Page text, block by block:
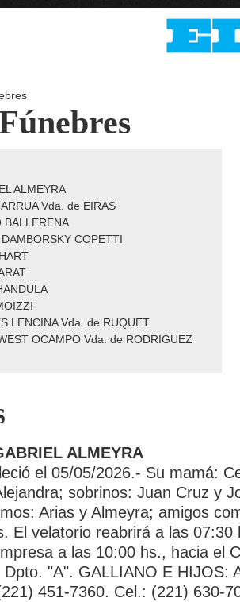
ALMEYRA
Vda. de EIRAS
BALLERENA
COPETTI
LENCINA Vda. de RUQUET
OCAMPO Vda. de RODRIGUEZ
ALMEYRA
el 05/05/2026.- Su mamá:
sobrinos: Juan Cruz y
Arias y Almeyra; amigos
El velatorio reabrirá a las 07:30
a las 10:00 hs., hacia el
"A". GALLIANO E HIJOS:
451-7360. Cel.: (221) 630-